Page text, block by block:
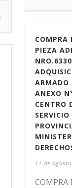
COMPRA
PIEZA
ARMADO
ANEXO
CENTRO
11 de
COMPRA